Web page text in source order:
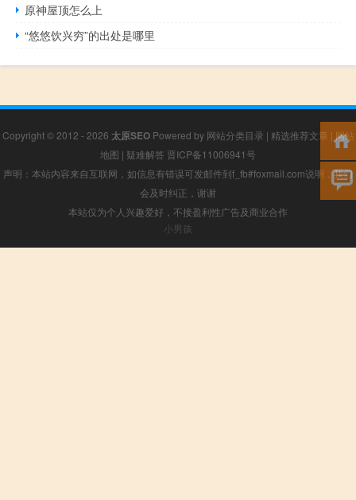
原神屋顶怎么上
“悠悠饮兴穷”的出处是哪里
Copyright © 2012 - 2026 太原SEOPowered by 网站分类目录 | 精选推荐文章 | 网站
地图 | 疑难解答 晋ICP备11006941号
声明：本站内容来自互联网，如信息有错误可发邮件到f_fb#foxmail.com说明，我们
会及时纠正，谢谢
本站仅为个人兴趣爱好，不接盈利性广告及商业合作
小男孩